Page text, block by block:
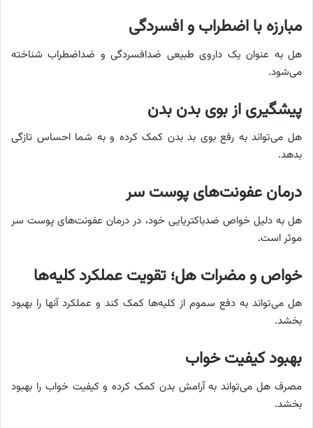
مبارزه با اضطراب و افسردگی
هل به عنوان یک داروی طبیعی ضدافسردگی و ضداضطراب شناخته
می‌شود.
پیشگیری از بوی بدن بدن
هل می‌تواند به رفع بوی بد بدن کمک کرده و به شما احساس تازگی
بدهد.
درمان عفونت‌های پوست سر
هل به دلیل خواص ضدباکتریایی خود، در درمان عفونت‌های پوست سر
موثر است.
خواص و مضرات هل؛ تقویت عملکرد کلیه‌ها
هل می‌تواند به دفع سموم از کلیه‌ها کمک کند و عملکرد آنها را بهبود
بخشد.
بهبود کیفیت خواب
مصرف هل می‌تواند به آرامش بدن کمک کرده و کیفیت خواب را بهبود
بخشد.